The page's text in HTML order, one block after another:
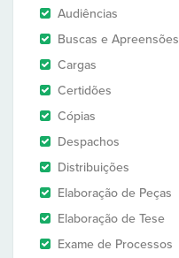
Audiências
Buscas e Apreensões
Cargas
Certidões
Cópias
Despachos
Distribuições
Elaboração de Peças
Elaboração de Tese
Exame de Processos